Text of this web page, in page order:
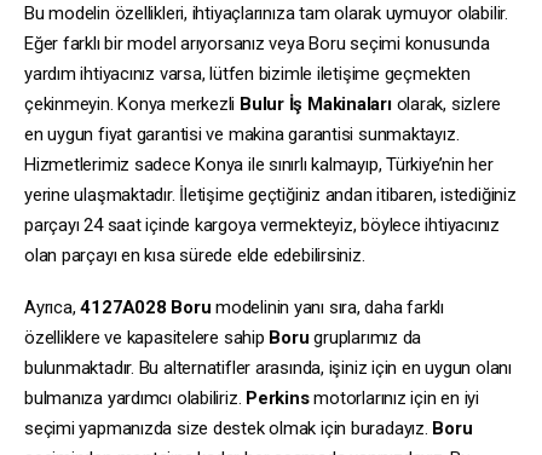
Bu modelin özellikleri, ihtiyaçlarınıza tam olarak uymuyor olabilir.
Eğer farklı bir model arıyorsanız veya Boru seçimi konusunda
yardım ihtiyacınız varsa, lütfen bizimle iletişime geçmekten
çekinmeyin. Konya merkezli Bulur İş Makinalarıolarak, sizlere
en uygun fiyat garantisi ve makina garantisi sunmaktayız.
Hizmetlerimiz sadece Konya ile sınırlı kalmayıp, Türkiye’nin her
yerine ulaşmaktadır. İletişime geçtiğiniz andan itibaren, istediğiniz
parçayı 24 saat içinde kargoya vermekteyiz, böylece ihtiyacınız
olan parçayı en kısa sürede elde edebilirsiniz.
Ayrıca,4127A028 Boru modelinin yanı sıra, daha farklı
özelliklere ve kapasitelere sahip Boru gruplarımız da
bulunmaktadır. Bu alternatifler arasında, işiniz için en uygun olanı
bulmanıza yardımcı olabiliriz. Perkinsmotorlarınız için en iyi
seçimi yapmanızda size destek olmak için buradayız. Boru